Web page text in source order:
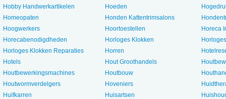
Hobby Handwerkartikelen
Homeopaten
Hoogwerkers
Horecabenodigdheden
Horloges Klokken Reparaties
Hotels
Houtbewerkingsmachines
Houtwormverdelgers
Huifkarren
Hoeden
Honden Kattentrimsalons
Hoortoestellen
Horloges Klokken
Horren
Hout Groothandels
Houtbouw
Hoveniers
Huisartsen
Horeca